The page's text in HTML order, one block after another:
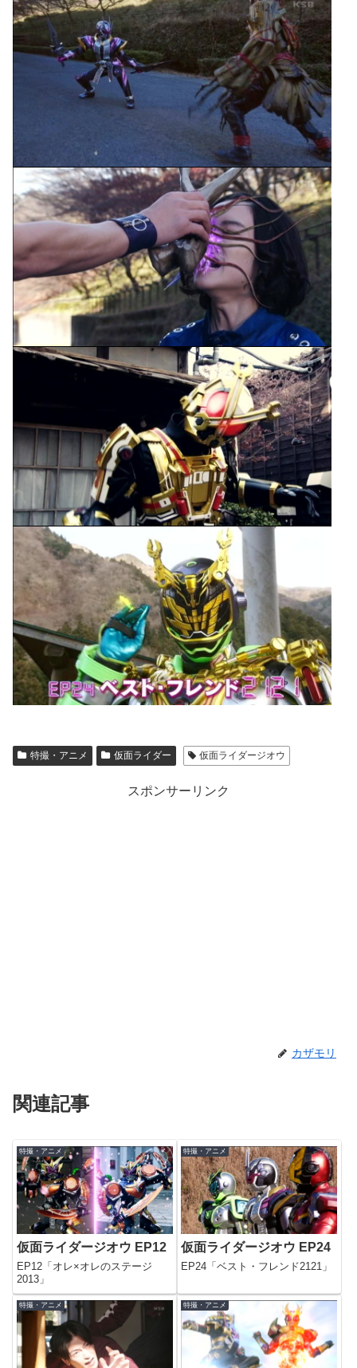
特撮・アニメ 仮面ライダー 仮面ライダージオウ
スポンサーリンク
カザモリ
関連記事
特撮・アニメ
仮面ライダージオウ EP12
EP12「オレ×オレのステージ
2013」
特撮・アニメ
仮面ライダージオウ EP24
EP24「ベスト・フレンド2121」
特撮・アニメ 特撮・アニメ